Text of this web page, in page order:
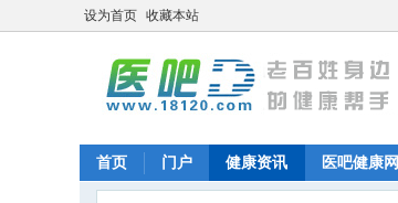
设为首页 收藏本站
首页 门户 健康资讯 医吧健康网